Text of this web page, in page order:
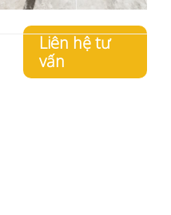
Liên hệ tư
vấn